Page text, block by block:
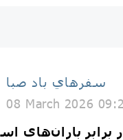
سفرهاي باد صبا
08 March 2026
برابر باران‌های